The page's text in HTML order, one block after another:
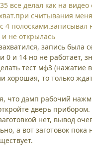
все делал как на видео
считывания
4 полосками.записывал
и не открылась
запись была
0 и 14 но не работает,
тест мф3 (нажатие
хорошая, то только
что дамп рабочий
дверь
нет, вывод
а вот заготовок пока